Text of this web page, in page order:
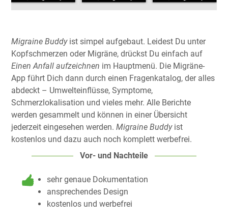
Migraine Buddy ist simpel aufgebaut. Leidest Du unter
Kopfschmerzen oder Migräne, drückst Du einfach auf
Einen Anfall aufzeichnen im Hauptmenü. Die Migräne-
App führt Dich dann durch einen Fragenkatalog, der alles
abdeckt – Umwelteinflüsse, Symptome,
Schmerzlokalisation und vieles mehr. Alle Berichte
werden gesammelt und können in einer Übersicht
jederzeit eingesehen werden. Migraine Buddy ist
kostenlos und dazu auch noch komplett werbefrei.
Vor- und Nachteile
sehr genaue Dokumentation
ansprechendes Design
kostenlos und werbefrei